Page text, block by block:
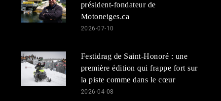
président-fondateur de
Motoneiges.ca
2026-07-10
Festidrag de Saint-Honoré : une
première édition qui frappe fort sur
la piste comme dans le cœur
2026-04-08